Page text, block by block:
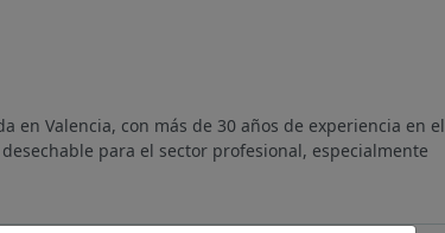
en Valencia, con más de 30 años de experiencia en el
para el sector profesional, especialmente